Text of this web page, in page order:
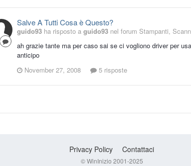
Salve A Tutti Cosa è Questo?
guido93 ha risposto a guido93 nel forum Stampanti,
ah grazie tante ma per caso sai se ci vogliono driver per
anticipo
November 27, 2008
5 risposte
Privacy Policy Contattaci
© WinInizio 2001-2025